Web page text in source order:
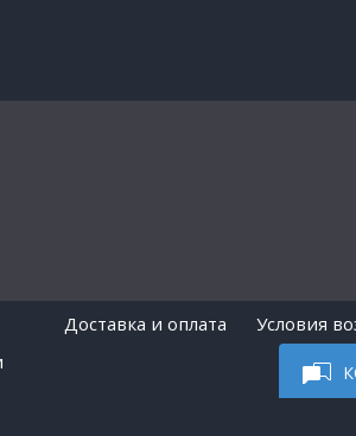
Доставка и оплата
Условия